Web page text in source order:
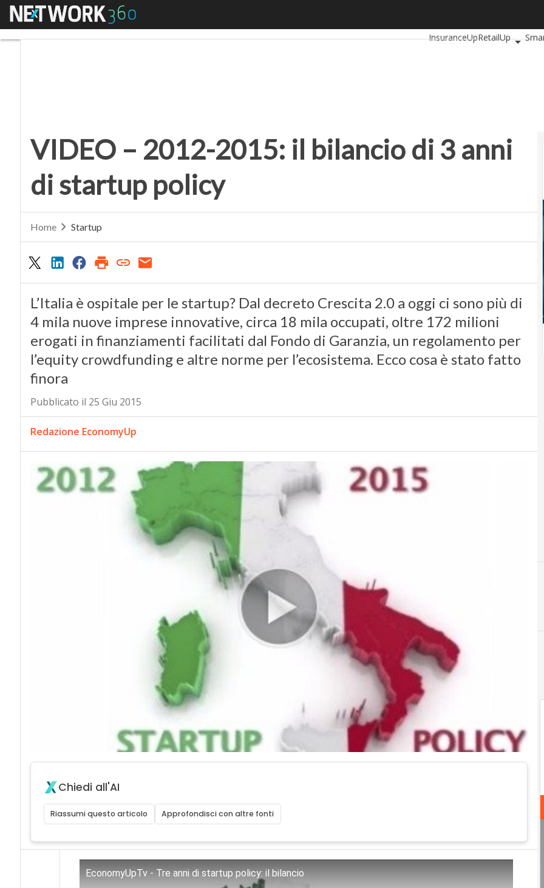
Menu
InsuranceUpRetailUp
VIDEO – 2012-2015: il bilancio di 3 anni
di startup policy
Home Startup
L’Italia è ospitale per le startup? Dal decreto Crescita 2.0 a oggi ci sono più di
4 mila nuove imprese innovative, circa 18 mila occupati, oltre 172 milioni
erogati in finanziamenti facilitati dal Fondo di Garanzia, un regolamento per
l’equity crowdfunding e altre norme per l’ecosistema. Ecco cosa è stato fatto
finora
Pubblicato il 25 Giu 2015
Redazione EconomyUp
Chiedi all'AI
Riassumi questo articolo Approfondisci con altre fonti
EconomyUpTv - Tre anni di startup policy: il bilancio